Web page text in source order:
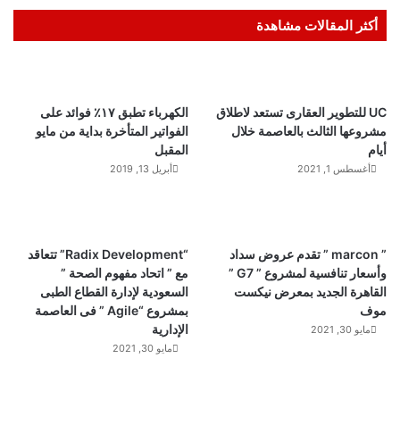
أكثر المقالات مشاهدة
الكهرباء تطبق ١٧٪ فوائد على
الفواتير المتأخرة بداية من مايو
المقبل
أبريل 13, 2019
UC للتطوير العقارى تستعد لاطلاق
مشروعها الثالث بالعاصمة خلال
أيام
أغسطس 1, 2021
“Radix Development” تتعاقد
مع ” اتحاد مفهوم الصحة ”
السعودية لإدارة القطاع الطبى
بمشروع “Agile ” فى العاصمة
الإدارية
مايو 30, 2021
” marcon ” تقدم عروض سداد
وأسعار تنافسية لمشروع ” G7 ”
القاهرة الجديد بمعرض نيكست
موف
مايو 30, 2021